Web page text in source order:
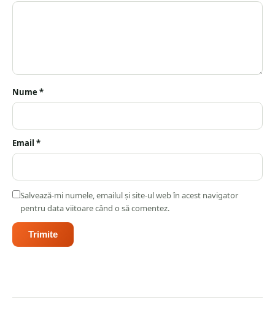
Nume *
Email *
Salvează-mi numele, emailul și site-ul web în acest navigator
pentru data viitoare când o să comentez.